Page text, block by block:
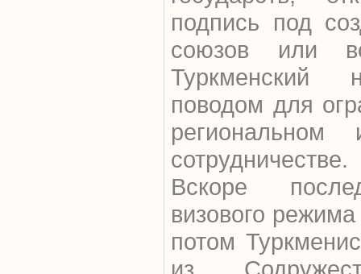
подпись под
союзов или
Туркменский
поводом для
региональном
сотрудничестве.
Вскоре
визового
потом